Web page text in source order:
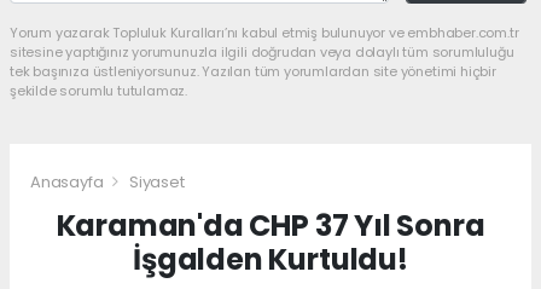
Yorum yazarak Topluluk Kuralları’nı kabul etmiş bulunuyor ve embhaber.com.tr
sitesine yaptığınız yorumunuzla ilgili doğrudan veya dolaylı tüm sorumluluğu
tek başınıza üstleniyorsunuz. Yazılan tüm yorumlardan site yönetimi hiçbir
şekilde sorumlu tutulamaz.
Anasayfa Siyaset
Karaman'da CHP 37 Yıl Sonra
İşgalden Kurtuldu!